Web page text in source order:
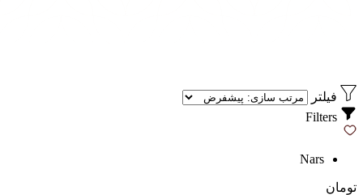
فیلتر
Nars
تومان